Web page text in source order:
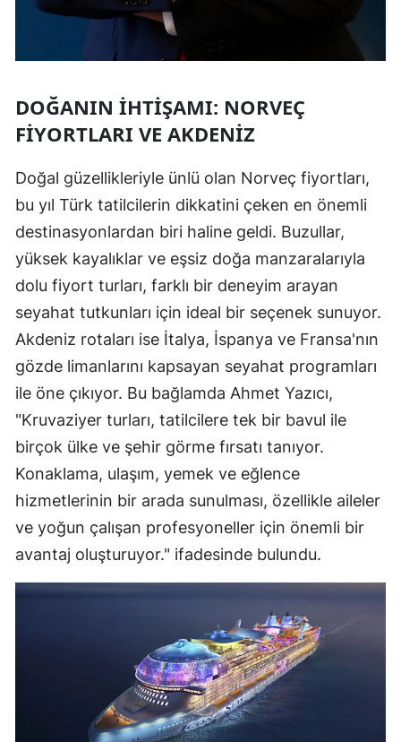
DOĞANIN İHTIŞAMI: NORVEÇ
FIYORTLARI VE AKDENIZ
Doğal güzellikleriyle ünlü olan Norveç fiyortları,
bu yıl Türk tatilcilerin dikkatini çeken en önemli
destinasyonlardan biri haline geldi. Buzullar,
yüksek kayalıklar ve eşsiz doğa manzaralarıyla
dolu fiyort turları, farklı bir deneyim arayan
seyahat tutkunları için ideal bir seçenek sunuyor.
Akdeniz rotaları ise İtalya, İspanya ve Fransa'nın
gözde limanlarını kapsayan seyahat programları
ile öne çıkıyor. Bu bağlamda Ahmet Yazıcı,
"Kruvaziyer turları, tatilcilere tek bir bavul ile
birçok ülke ve şehir görme fırsatı tanıyor.
Konaklama, ulaşım, yemek ve eğlence
hizmetlerinin bir arada sunulması, özellikle aileler
ve yoğun çalışan profesyoneller için önemli bir
avantaj oluşturuyor." ifadesinde bulundu.